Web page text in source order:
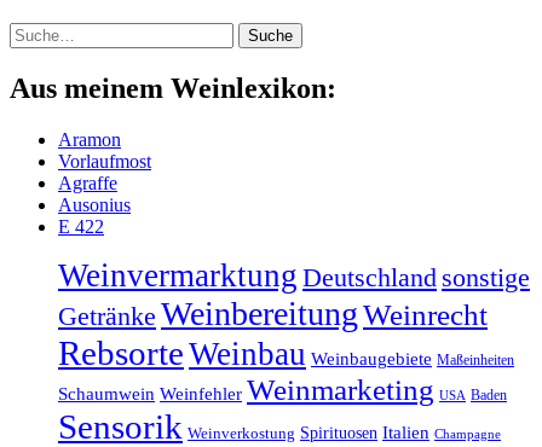
Suche Suche
Aus meinem Weinlexikon:
Aramon
Vorlaufmost
Agraffe
Ausonius
E 422
Weinvermarktung Deutschland sonstige
Getränke WeinbereitungWeinrecht
RebsorteWeinbau Weinbaugebiete Maßeinheiten
Schaumwein Weinfehler Weinmarketing USA Baden
Sensorik Weinverkostung Spirituosen Italien Champagne